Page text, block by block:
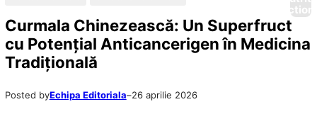
Curmala Chinezească: Un Superfruct
cu Potențial Anticancerigen în Medicina
Tradițională
Posted byEchipa Editoriala–26 aprilie 2026